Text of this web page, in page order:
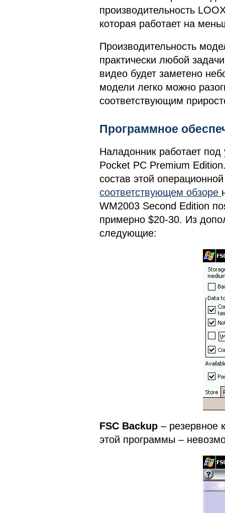
производительность
которая работает на
Производительность
практически любой
видео будет заметено
модели легко можно
соответствующим
Программное
Наладонник работает
Pocket PC Premium
состав этой
соответствующем обзоре
WM2003 Second Edition
примерно $20-30. Из
следующие:
FSC Backup – резервное
этой программы –